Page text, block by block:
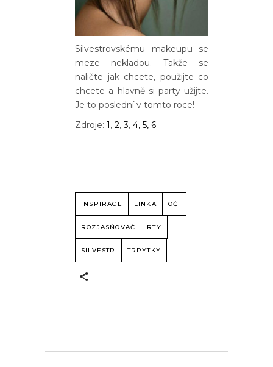
Silvestrovskému makeupu se
meze nekladou. Takže se
naličte jak chcete, použijte co
chcete a hlavně si party užijte.
Je to poslední v tomto roce!
Zdroje: 1, 2,3, 4, 5, 6
INSPIRACE LINKA OČI
ROZJASŇOVAČ RTY
SILVESTR TRPYTKY